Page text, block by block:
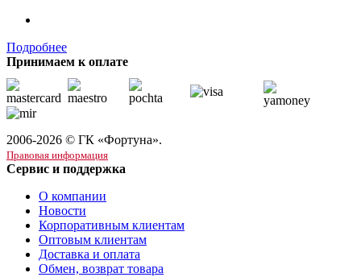
Подробнее
Принимаем к оплате
2006-2026 © ГК «Фортуна».
Правовая информация
Сервис и поддержка
О компании
Новости
Корпоративным клиентам
Оптовым клиентам
Доставка и оплата
Обмен, возврат товара